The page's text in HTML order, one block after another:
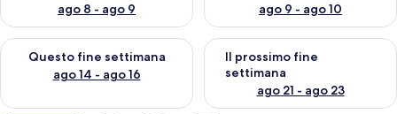
ago 8 - ago 9
ago 9 - ago 10
Questo fine settimana
ago 14 - ago 16
Verifica la disponibilità per questo fine settimana, ago 14 -
Il prossimo fine
settimana
ago 21 - ago 23
Verifica la disponibilità per il